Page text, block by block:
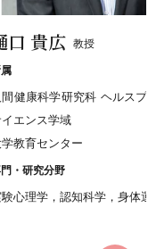
口 貴広 教授
間健康科学研究科 ヘルス
エンス学域
学教育センター
・研究分野
心理学，認知科学，身体